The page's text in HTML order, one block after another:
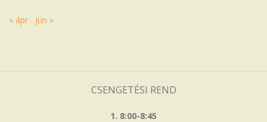
« ápr jún »
CSENGETÉSI REND
1. 8:00-8:45